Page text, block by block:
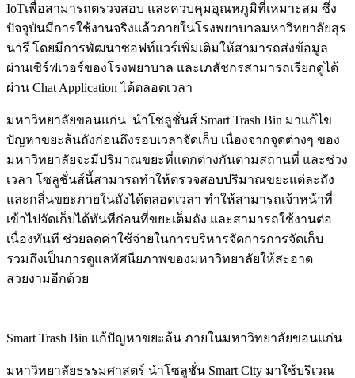
IoTเพื่อสามารถตรวจสอบ และควบคุมอุณหภูมิที่เหมาะสม ซึ่ง
ปัจจุบันมีการใช้งานจริงแล้วภายในโรงพยาบาลมหาวิทยาลัยสุร
นารี โดยมีการพัฒนาซอฟท์แวร์เพิ่มเติมให้สามารถส่งข้อมูล
ผ่านเซิร์ฟเวอร์ของโรงพยาบาล และเภสัชกรสามารถเรียกดูได้
ผ่าน Chat Applicationได้ตลอดเวลา
มหาวิทยาลัยขอนแก่น นำโซลูชั่นส์ Smart Trash Bin มาแก้ไข
ปัญหาขยะล้นถังก่อนถึงรอบเวลาจัดเก็บ เนื่องจากจุดต่างๆ ของ
มหาวิทยาลัยจะมีปริมาณขยะที่แตกต่างกันตามสถานที่ และช่วง
เวลา โซลูชั่นส์นี้สามารถทำให้ตรวจสอบปริมาณขยะแต่ละถัง
และกลิ่นขยะภายในถังได้ตลอดเวลา ทำให้สามารถเจ้าหน้าที่
เข้าไปจัดเก็บได้ทันทีก่อนที่ขยะเต็มถัง และสามารถใช้งานต่อ
เนื่องทันที ช่วยลดค่าใช้จ่ายในการบริหารจัดการการจัดเก็บ
รวมถึงเป็นการดูแลทัศนียภาพของมหาวิทยาลัยให้สะอาด
สวยงามอีกด้วย
Smart Trash Bin แก้ปัญหาขยะล้น ภายในมหาวิทยาลัยขอนแก่น
มหาวิทยาลัยธรรมศาสตร์ นำโซลูชั่น Smart City มาใช้บริเวณ